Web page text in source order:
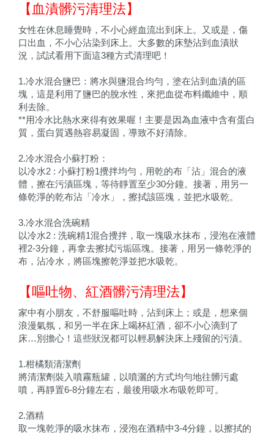
【血漬髒污清理法】
女性在休息睡覺時，不小心經血流出到床上。又或是，傷
口出血，不小心沾染到床上。大多數的床墊沾到血漬狀
況，試試看用下面這3種方式清理吧！
1.冷水混合鹽巴：將水與鹽混合均勻，塗在沾到血漬的區
塊，這是利用了鹽巴的脫水性，來把血從布料纖維中，順
利去除。
**用冷水比熱水來得有效果喔！主要是因為血液中含有蛋白
質，蛋白質遇熱容易凝固，導致不好清除。
2.冷水混合小蘇打粉：
以冷水2 : 小蘇打粉1攪拌均勻，用乾的布「沾」混合的液
體，擦在污漬區塊，等待靜置至少30分鐘。接著，用另一
條乾淨的乾布沾「冷水」，擦拭該區塊，並把水吸乾。
3.冷水混合洗碗精
以冷水2 : 洗碗精1混合攪拌，取一塊吸水抹布，浸泡在液體
裡2-3分鐘，再拿去擦拭污垢區塊。接著，用另一條乾淨的
布，沾冷水，將區塊擦乾淨並把水吸乾。
【嘔吐物、紅酒髒污清理法】
家中有小朋友，不舒服嘔吐時，沾到床上；或是，想來個
浪漫氣氛，和另一半在床上喝杯紅酒，卻不小心滴到了
床…別擔心！這些狀況都可以輕易解決床上殘留的污漬。
1.柑橘類清潔劑
將清潔劑裝入噴霧瓶罐，以噴灑的方式均勻地往髒污處
噴，再靜置6-8分鐘左右，最後用吸水布吸乾即可。
2.酒精
取一塊乾淨的吸水抹布，浸泡在酒精中3-4分鐘，以擦拭的